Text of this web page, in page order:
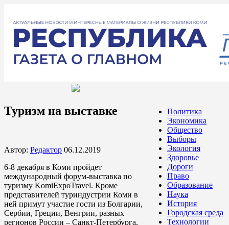
Политика
Экономика
Общество
Выборы
Экология
Здоровье
Дороги
Право
Образование
Наука
История
Городская среда
Технологии
Туризм на выставке
Автор: Редактор 06.12.2019
6-8 декабря в Коми пройдет
международный форум-выставка по
туризму KomiExpoTravel. Кроме
представителей туриндустрии Коми в
ней примут участие гости из Болгарии,
Сербии, Греции, Венгрии, разных
регионов России – Санкт-Петербурга,